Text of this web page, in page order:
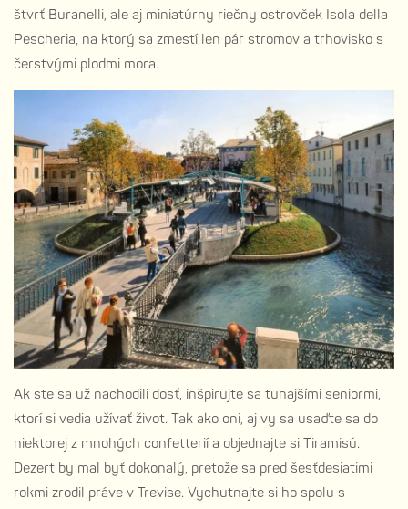
štvrť Buranelli, ale aj miniatúrny riečny ostrovček Isola della
Pescheria, na ktorý sa zmestí len pár stromov a trhovisko s
čerstvými plodmi mora.
Ak ste sa už nachodili dosť, inšpirujte sa tunajšími seniormi,
ktorí si vedia užívať život. Tak ako oni, aj vy sa usaďte sa do
niektorej z mnohých confetterií a objednajte si Tiramisú.
Dezert by mal byť dokonalý, pretože sa pred šesťdesiatimi
rokmi zrodil práve v Trevise. Vychutnajte si ho spolu s